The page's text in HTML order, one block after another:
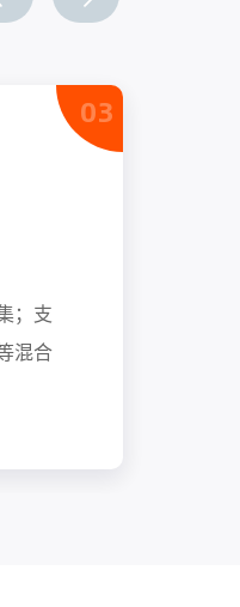
；支
混合
03